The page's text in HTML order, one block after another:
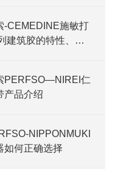
-CEMEDINE施敏打
建筑胶的特性、应
PERFSO—NIREI仁
产品介绍
NIPPONMUKI
如何正确选择